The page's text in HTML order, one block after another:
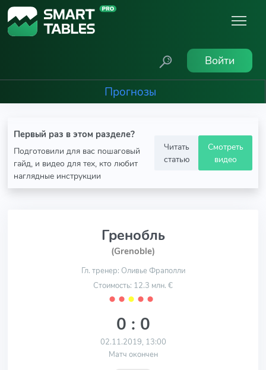
Войти
Прогнозы
Первый раз в этом разделе?
Подготовили для вас пошаговый
гайд, и видео для тех, кто любит
наглядные инструкции
Читать
статью
Смотреть
видео
Гренобль
(Grenoble)
Гл. тренер: Оливье Фраполли
Стоимость: 12.3 млн. €
⬤ ⬤ ⬤ ⬤ ⬤
0 : 0
02.11.2019, 13:00
Матч окончен